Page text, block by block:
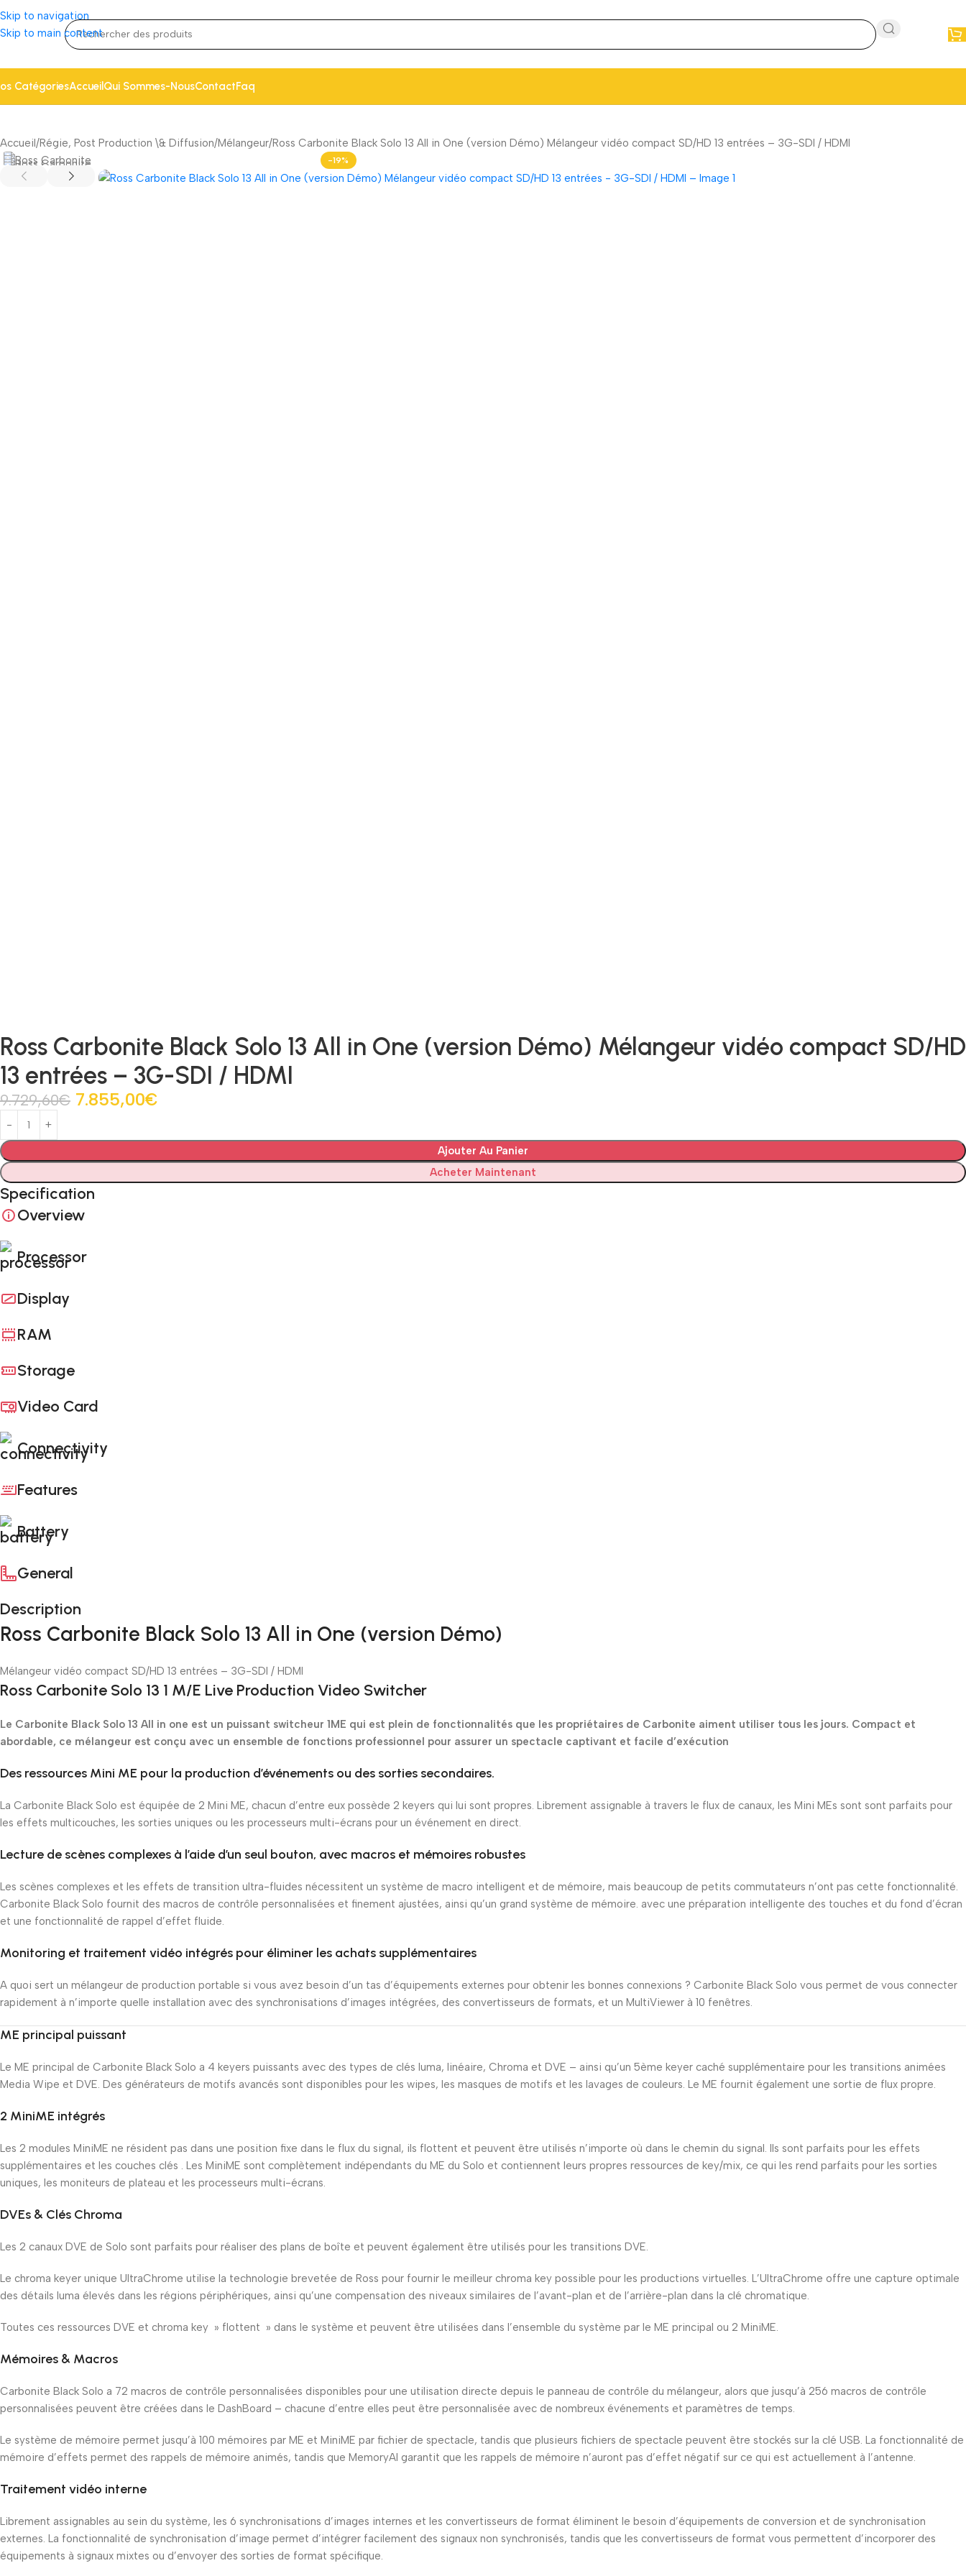
Skip to navigation
Skip to main content
CatégoriesAccueil Qui Sommes-NousContactFaq
Accueil Régie, Post Production \& Diffusion Mélangeur Ross Carbonite Black Solo 13 All in One (version Démo) Mélangeur vidéo compact SD/HD 13 entrées – 3G-SDI / HDMI
-19%
Ross Carbonite Black Solo 13 All in One (version Démo) Mélangeur vidéo compact SD/HD
13 entrées – 3G-SDI / HDMI
9.729,60€ 7.855,00€
Ajouter Au Panier
Acheter Maintenant
Specification
Overview
Processor
Display
RAM
Storage
Video Card
Connectivity
Features
Battery
General
Description
Ross Carbonite Black Solo 13 All in One (version Démo)
Mélangeur vidéo compact SD/HD 13 entrées – 3G-SDI / HDMI
Ross Carbonite Solo 13 1 M/E Live Production Video Switcher
Le Carbonite Black Solo 13 All in one est un puissant switcheur 1ME qui est plein de fonctionnalités que les propriétaires de Carbonite aiment utiliser tous les jours. Compact et
abordable, ce mélangeur est conçu avec un ensemble de fonctions professionnel pour assurer un spectacle captivant et facile d’exécution
Des ressources Mini ME pour la production d’événements ou des sorties secondaires.
La Carbonite Black Solo est équipée de 2 Mini ME, chacun d’entre eux possède 2 keyers qui lui sont propres. Librement assignable à travers le flux de canaux, les Mini MEs sont sont parfaits pour
les effets multicouches, les sorties uniques ou les processeurs multi-écrans pour un événement en direct.
Lecture de scènes complexes à l’aide d’un seul bouton, avec macros et mémoires robustes
Les scènes complexes et les effets de transition ultra-fluides nécessitent un système de macro intelligent et de mémoire, mais beaucoup de petits commutateurs n’ont pas cette fonctionnalité.
Carbonite Black Solo fournit des macros de contrôle personnalisées et finement ajustées, ainsi qu’un grand système de mémoire. avec une préparation intelligente des touches et du fond d’écran
et une fonctionnalité de rappel d’effet fluide.
Monitoring et traitement vidéo intégrés pour éliminer les achats supplémentaires
A quoi sert un mélangeur de production portable si vous avez besoin d’un tas d’équipements externes pour obtenir les bonnes connexions ? Carbonite Black Solo vous permet de vous connecter
rapidement à n’importe quelle installation avec des synchronisations d’images intégrées, des convertisseurs de formats, et un MultiViewer à 10 fenêtres.
ME principal puissant
Le ME principal de Carbonite Black Solo a 4 keyers puissants avec des types de clés luma, linéaire, Chroma et DVE – ainsi qu’un 5ème keyer caché supplémentaire pour les transitions animées
Media Wipe et DVE. Des générateurs de motifs avancés sont disponibles pour les wipes, les masques de motifs et les lavages de couleurs. Le ME fournit également une sortie de flux propre.
2 MiniME intégrés
Les 2 modules MiniME ne résident pas dans une position fixe dans le flux du signal, ils flottent et peuvent être utilisés n’importe où dans le chemin du signal. Ils sont parfaits pour les effets
supplémentaires et les couches clés . Les MiniME sont complètement indépendants du ME du Solo et contiennent leurs propres ressources de key/mix, ce qui les rend parfaits pour les sorties
uniques, les moniteurs de plateau et les processeurs multi-écrans.
DVEs & Clés Chroma
Les 2 canaux DVE de Solo sont parfaits pour réaliser des plans de boîte et peuvent également être utilisés pour les transitions DVE.
Le chroma keyer unique UltraChrome utilise la technologie brevetée de Ross pour fournir le meilleur chroma key possible pour les productions virtuelles. L’UltraChrome offre une capture optimale
des détails luma élevés dans les régions périphériques, ainsi qu’une compensation des niveaux similaires de l’avant-plan et de l’arrière-plan dans la clé chromatique.
Toutes ces ressources DVE et chroma key » flottent » dans le système et peuvent être utilisées dans l’ensemble du système par le ME principal ou 2 MiniME.
Mémoires & Macros
Carbonite Black Solo a 72 macros de contrôle personnalisées disponibles pour une utilisation directe depuis le panneau de contrôle du mélangeur, alors que jusqu’à 256 macros de contrôle
personnalisées peuvent être créées dans le DashBoard – chacune d’entre elles peut être personnalisée avec de nombreux événements et paramètres de temps.
Le système de mémoire permet jusqu’à 100 mémoires par ME et MiniME par fichier de spectacle, tandis que plusieurs fichiers de spectacle peuvent être stockés sur la clé USB. La fonctionnalité de
mémoire d’effets permet des rappels de mémoire animés, tandis que MemoryAI garantit que les rappels de mémoire n’auront pas d’effet négatif sur ce qui est actuellement à l’antenne.
Traitement vidéo interne
Librement assignables au sein du système, les 6 synchronisations d’images internes et les convertisseurs de format éliminent le besoin d’équipements de conversion et de synchronisation
externes. La fonctionnalité de synchronisation d’image permet d’intégrer facilement des signaux non synchronisés, tandis que les convertisseurs de format vous permettent d’incorporer des
équipements à signaux mixtes ou d’envoyer des sorties de format spécifique.